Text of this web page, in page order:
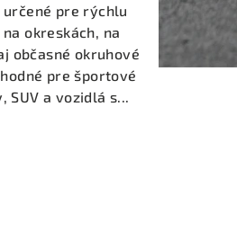
pre rýchlu
na okreskách, na
občasné okruhové
pre športové
SUV a vozidlá s...